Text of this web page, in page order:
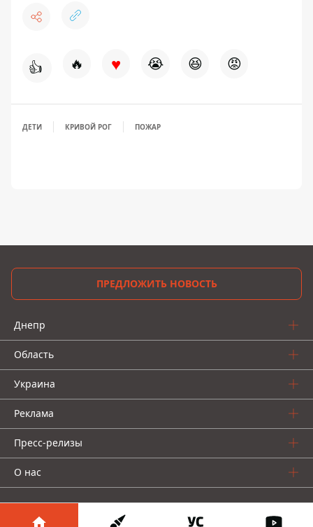
👍 🔥 ♥ 😭 😆 😡
ДЕТИ КРИВОЙ РОГ ПОЖАР
ПРЕДЛОЖИТЬ НОВОСТЬ
Днепр
Область
Украина
Реклама
Пресс-релизы
О нас